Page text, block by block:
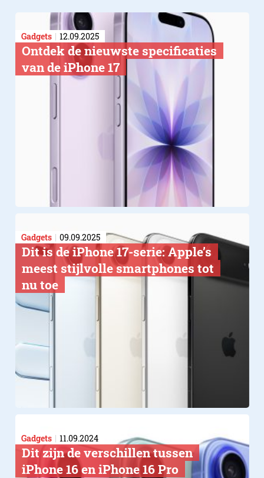
Gadgets 12.09.2025
Ontdek de nieuwste specificaties
van de iPhone 17
Gadgets 09.09.2025
Dit is de iPhone 17-serie: Apple’s
meest stijlvolle smartphones tot
nu toe
Gadgets 11.09.2024
Dit zijn de verschillen tussen
iPhone 16 en iPhone 16 Pro